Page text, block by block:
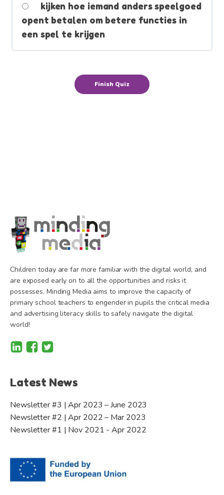
kijken hoe iemand anders speelgoed
opent betalen om betere functies in
een spel te krijgen
Children today are far more familiar with the digital world, and
are exposed early on to all the opportunities and risks it
possesses. Minding Media aims to improve the capacity of
primary school teachers to engender in pupils the critical media
and advertising literacy skills to safely navigate the digital
world!
Latest News
Newsletter #3 | Apr 2023 – June 2023
Newsletter #2 | Apr 2022 – Mar 2023
Newsletter #1 | Nov 2021 - Apr 2022